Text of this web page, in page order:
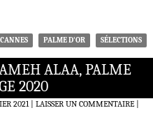
PALME D'OR SÉLECTIONS
ALAA, PALME
2020
2021 LAISSER UN COMMENTAIRE|